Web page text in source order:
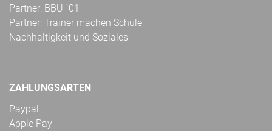
Partner: BBU ´01
Partner: Trainer machen Schule
Nachhaltigkeit und Soziales
ZAHLUNGSARTEN
Paypal
Apple Pay